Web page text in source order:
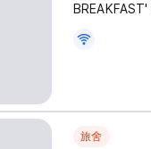
&
旅舍